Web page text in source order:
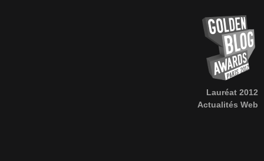
Lauréat 2012
Actualités Web